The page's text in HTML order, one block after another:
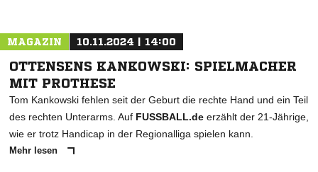
MAGAZIN 10.11.2024 | 14:00
OTTENSENS KANKOWSKI: SPIELMACHER
MIT PROTHESE
Tom Kankowski fehlen seit der Geburt die rechte Hand und ein Teil
des rechten Unterarms. Auf FUSSBALL.de erzählt der 21-Jährige,
wie er trotz Handicap in der Regionalliga spielen kann.
Mehr lesen